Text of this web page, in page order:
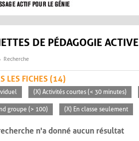
DE PÉDAGOGIE ACTIVE
Recherche
LES FICHES (14)
(X) Activités courtes (< 30 minutes)
groupe (> 100) (X) En classe seulement
n'a donné aucun résultat